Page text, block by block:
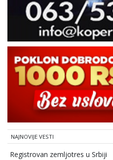
NAJNOVIJE VESTI
Registrovan zemljotres u Srbiji